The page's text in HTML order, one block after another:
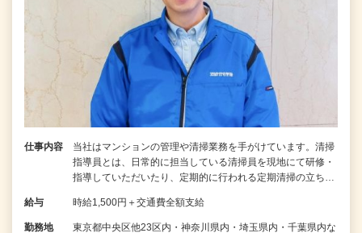
仕事内容
当社はマンションの管理や清掃業務を手がけています。清掃
指導員とは、日常的に担当している清掃員を現地にて研修・
指導していただいたり、定期的に行われる定期清掃の立ち…
給与 時給1,500円＋交通費全額支給
勤務地
東京都中央区他23区内・神奈川県内・埼玉県内・千葉県内な